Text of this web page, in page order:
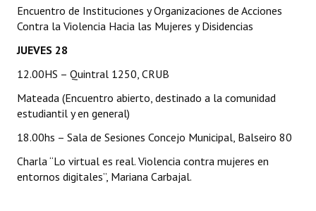
Entrega de distinciones
REFORMA DE LA CARTA ORGÁNICA
Encuentro de Instituciones y Organizaciones de Acciones
Contra la Violencia Hacia las Mujeres y Disidencias
JUEVES 28
12.00HS – Quintral 1250, CRUB
Mateada (Encuentro abierto, destinado a la comunidad
estudiantil y en general)
18.00hs – Sala de Sesiones Concejo Municipal, Balseiro 80
Charla “Lo virtual es real. Violencia contra mujeres en
entornos digitales”, Mariana Carbajal.